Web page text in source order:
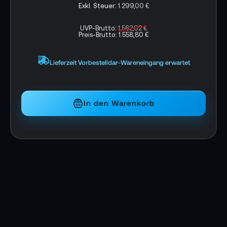
Performance
16 Core Neural Engine für fortschrittliches
maschinelles Lernen
1.299,00 €
UVP-Brutto:1.562,02 €
Preis-Brutto:1.558,80 €
Lieferzeit Vorbestelldar-Wareneingang erwartet
In den Warenkorb